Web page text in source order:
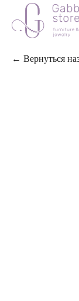
← Вернуться